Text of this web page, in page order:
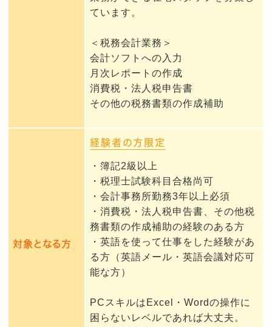
ています。
＜税務会計業務＞
会計ソフトへの入力
月次レポートの作成
消費税・法人税申告書
その他の税務書類の作成補助
対象となる方
経験者の方限定
・簿記2級以上
・税理士試験科目合格尚可
・会計事務所勤務3年以上必須
・消費税・法人税申告書、その他税
務書類の作成補助の経験のある方
・英語を使って仕事をした経験があ
る方（英語メール・英語会議対応可
能な方）
PCスキルはExcel・Wordの操作に
困らないレベルであれば大丈夫。